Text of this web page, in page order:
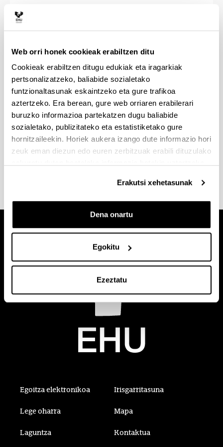
Web orri honek cookieak erabiltzen ditu
Cookieak erabiltzen ditugu edukiak eta iragarkiak
pertsonalizatzeko, baliabide sozialetako
funtzionaltasunak eskaintzeko eta gure trafikoa
aztertzeko. Era berean, gure web orriaren erabilerari
buruzko informazioa partekatzen dugu baliabide
sozialetako, publizitateko eta estatistiketako gure
hornitzaileekin. Horiek aukera izango dute informazio hori
zeuk eman diezun edo euren zerbitzuak erabili dituzulako
Erakutsi xehetasunak
Dena onartu
Egokitu
Ezeztatu
Doktorego praktika hitzarmenak
Erasmus hitzarmenak
Egoitza elektronikoa Irisgarritasuna
Lege oharra Mapa
Laguntza Kontaktua